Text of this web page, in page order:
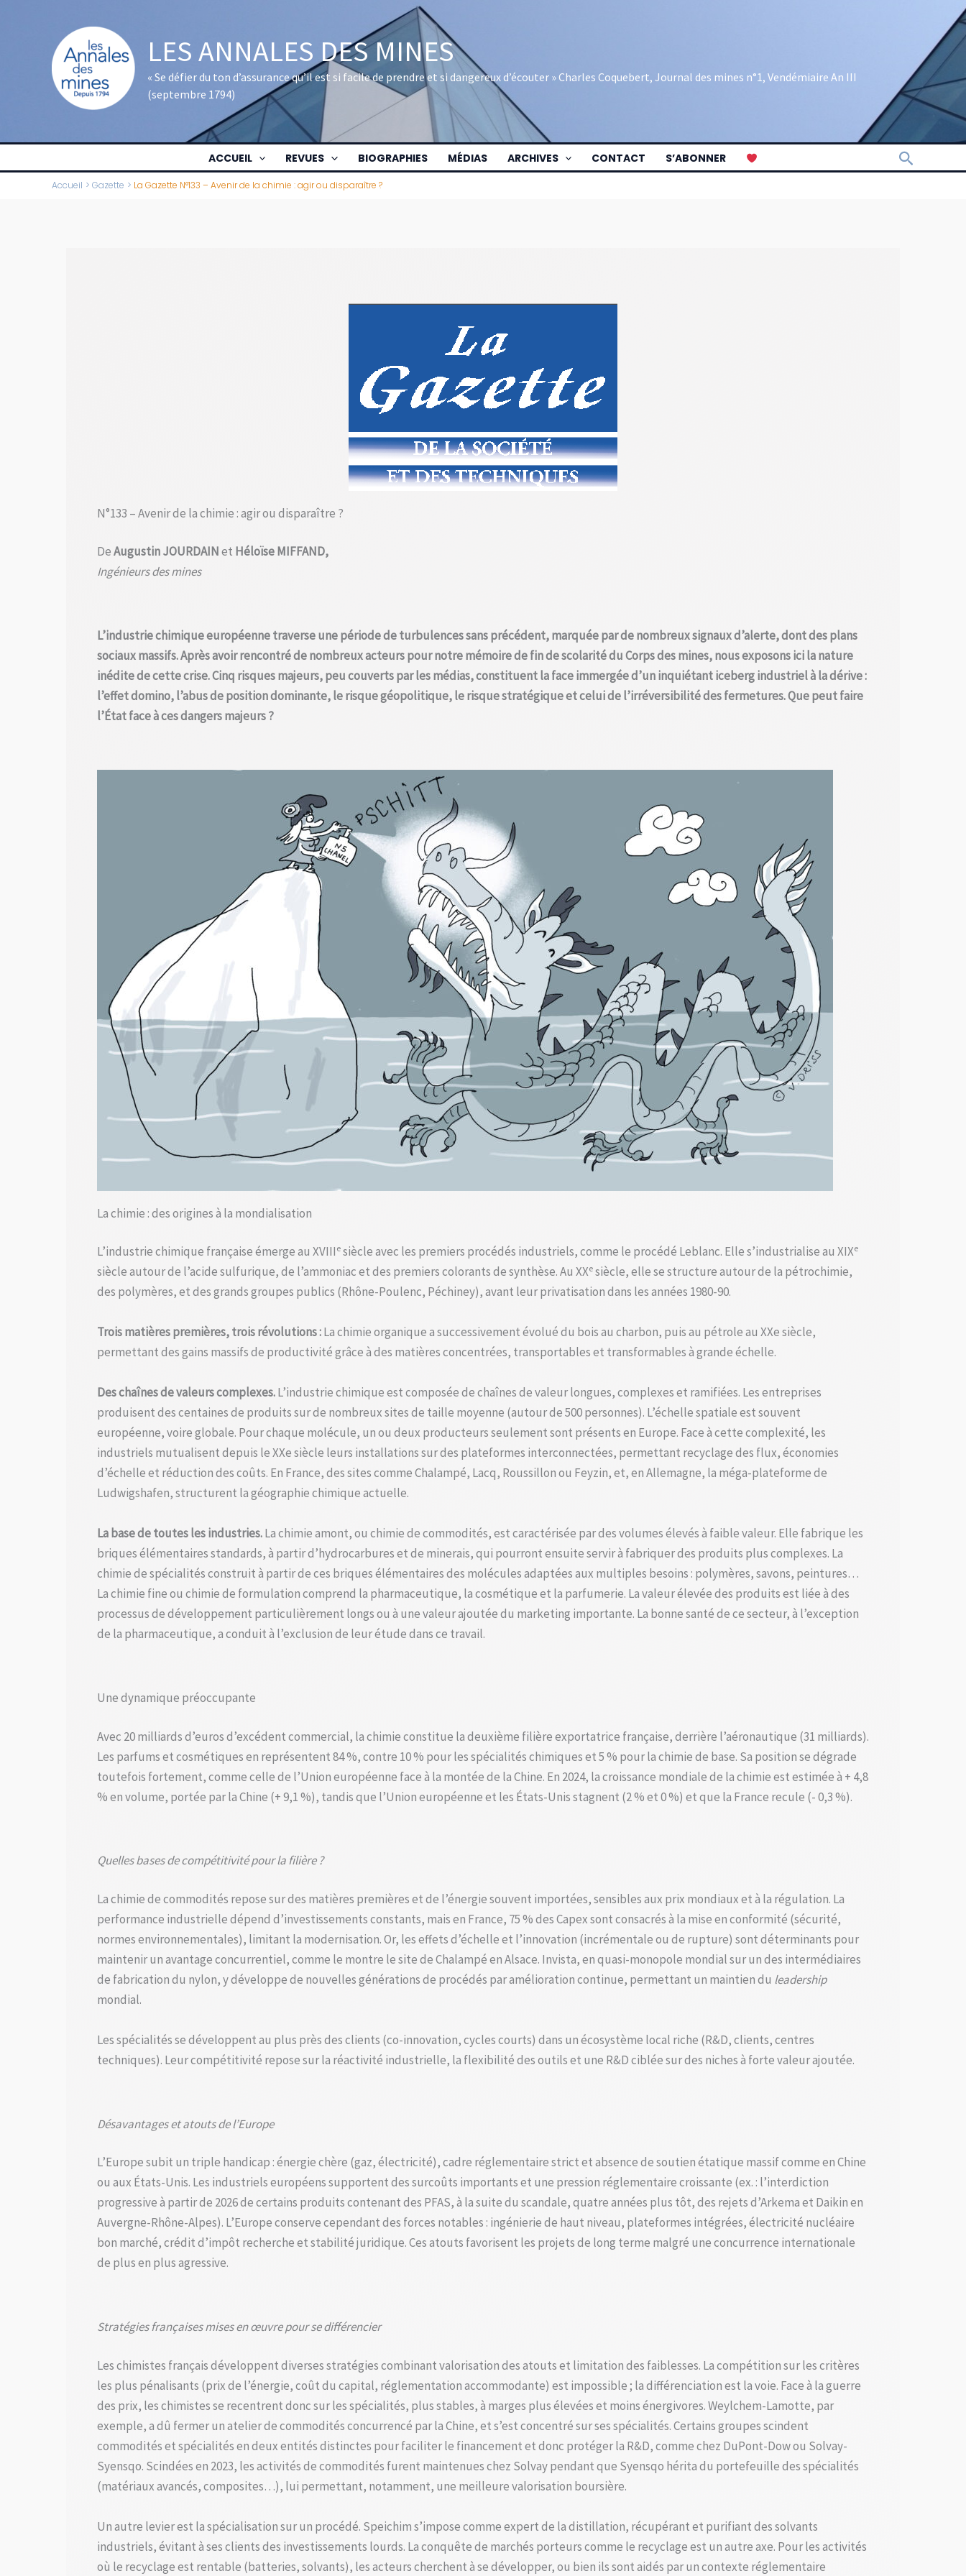
LES ANNALES DES MINES
« Se défier du ton d’assurance qu’il est si facile de prendre et si dangereux d’écouter » Charles Coquebert, Journal des mines n°1, Vendémiaire An III
(septembre 1794)
ACCUEIL REVUES BIOGRAPHIES MÉDIAS ARCHIVES CONTACT S’ABONNER
Accueil Gazette La Gazette N°133 – Avenir de la chimie : agir ou disparaître ?
N°133 – Avenir de la chimie : agir ou disparaître ?
DeAugustin JOURDAINet Héloïse MIFFAND,
Ingénieurs des mines
L’industrie chimique européenne traverse une période de turbulences sans précédent, marquée par de nombreux signaux d’alerte, dont des plans
sociaux massifs. Après avoir rencontré de nombreux acteurs pour notre mémoire de fin de scolarité du Corps des mines, nous exposons ici la nature
inédite de cette crise. Cinq risques majeurs, peu couverts par les médias, constituent la face immergée d’un inquiétant iceberg industriel à la dérive :
l’effet domino, l’abus de position dominante, le risque géopolitique, le risque stratégique et celui de l’irréversibilité des fermetures. Que peut faire
l’État face à ces dangers majeurs ?
La chimie : des origines à la mondialisation
L’industrie chimique française émerge au XVIIIesiècle avec les premiers procédés industriels, comme le procédé Leblanc. Elle s’industrialise au XIXe
siècle autour de l’acide sulfurique, de l’ammoniac et des premiers colorants de synthèse. Au XXesiècle, elle se structure autour de la pétrochimie,
des polymères, et des grands groupes publics (Rhône-Poulenc, Péchiney), avant leur privatisation dans les années 1980-90.
Trois matières premières, trois révolutions :La chimie organique a successivement évolué du bois au charbon, puis au pétrole au XXe siècle,
permettant des gains massifs de productivité grâce à des matières concentrées, transportables et transformables à grande échelle.
Des chaînes de valeurs complexes.L’industrie chimique est composée de chaînes de valeur longues, complexes et ramifiées. Les entreprises
produisent des centaines de produits sur de nombreux sites de taille moyenne (autour de 500 personnes). L’échelle spatiale est souvent
européenne, voire globale. Pour chaque molécule, un ou deux producteurs seulement sont présents en Europe. Face à cette complexité, les
industriels mutualisent depuis le XXe siècle leurs installations sur des plateformes interconnectées, permettant recyclage des flux, économies
d’échelle et réduction des coûts. En France, des sites comme Chalampé, Lacq, Roussillon ou Feyzin, et, en Allemagne, la méga-plateforme de
Ludwigshafen, structurent la géographie chimique actuelle.
La base de toutes les industries.La chimie amont, ou chimie de commodités, est caractérisée par des volumes élevés à faible valeur. Elle fabrique les
briques élémentaires standards, à partir d’hydrocarbures et de minerais, qui pourront ensuite servir à fabriquer des produits plus complexes. La
chimie de spécialités construit à partir de ces briques élémentaires des molécules adaptées aux multiples besoins : polymères, savons, peintures…
La chimie fine ou chimie de formulation comprend la pharmaceutique, la cosmétique et la parfumerie. La valeur élevée des produits est liée à des
processus de développement particulièrement longs ou à une valeur ajoutée du marketing importante. La bonne santé de ce secteur, à l’exception
de la pharmaceutique, a conduit à l’exclusion de leur étude dans ce travail.
Une dynamique préoccupante
Avec 20 milliards d’euros d’excédent commercial, la chimie constitue la deuxième filière exportatrice française, derrière l’aéronautique (31 milliards).
Les parfums et cosmétiques en représentent 84 %, contre 10 % pour les spécialités chimiques et 5 % pour la chimie de base. Sa position se dégrade
toutefois fortement, comme celle de l’Union européenne face à la montée de la Chine. En 2024, la croissance mondiale de la chimie est estimée à + 4,8
% en volume, portée par la Chine (+ 9,1 %), tandis que l’Union européenne et les États-Unis stagnent (2 % et 0 %) et que la France recule (- 0,3 %).
Quelles bases de compétitivité pour la filière ?
La chimie de commodités repose sur des matières premières et de l’énergie souvent importées, sensibles aux prix mondiaux et à la régulation. La
performance industrielle dépend d’investissements constants, mais en France, 75 % des Capex sont consacrés à la mise en conformité (sécurité,
normes environnementales), limitant la modernisation. Or, les effets d’échelle et l’innovation (incrémentale ou de rupture) sont déterminants pour
maintenir un avantage concurrentiel, comme le montre le site de Chalampé en Alsace. Invista, en quasi-monopole mondial sur un des intermédiaires
de fabrication du nylon, y développe de nouvelles générations de procédés par amélioration continue, permettant un maintien du leadership
mondial.
Les spécialités se développent au plus près des clients (co-innovation, cycles courts) dans un écosystème local riche (R&D, clients, centres
techniques). Leur compétitivité repose sur la réactivité industrielle, la flexibilité des outils et une R&D ciblée sur des niches à forte valeur ajoutée.
Désavantages et atouts de l’Europe
L’Europe subit un triple handicap : énergie chère (gaz, électricité), cadre réglementaire strict et absence de soutien étatique massif comme en Chine
ou aux États-Unis. Les industriels européens supportent des surcoûts importants et une pression réglementaire croissante (ex. : l’interdiction
progressive à partir de 2026 de certains produits contenant des PFAS, à la suite du scandale, quatre années plus tôt, des rejets d’Arkema et Daikin en
Auvergne-Rhône-Alpes). L’Europe conserve cependant des forces notables : ingénierie de haut niveau, plateformes intégrées, électricité nucléaire
bon marché, crédit d’impôt recherche et stabilité juridique. Ces atouts favorisent les projets de long terme malgré une concurrence internationale
de plus en plus agressive.
Stratégies françaises mises en œuvre pour se différencier
Les chimistes français développent diverses stratégies combinant valorisation des atouts et limitation des faiblesses. La compétition sur les critères
les plus pénalisants (prix de l’énergie, coût du capital, réglementation accommodante) est impossible ; la différenciation est la voie. Face à la guerre
des prix, les chimistes se recentrent donc sur les spécialités, plus stables, à marges plus élevées et moins énergivores. Weylchem-Lamotte, par
exemple, a dû fermer un atelier de commodités concurrencé par la Chine, et s’est concentré sur ses spécialités. Certains groupes scindent
commodités et spécialités en deux entités distinctes pour faciliter le financement et donc protéger la R&D, comme chez DuPont-Dow ou Solvay-
Syensqo. Scindées en 2023, les activités de commodités furent maintenues chez Solvay pendant que Syensqo hérita du portefeuille des spécialités
(matériaux avancés, composites…), lui permettant, notamment, une meilleure valorisation boursière.
Un autre levier est la spécialisation sur un procédé. Speichim s’impose comme expert de la distillation, récupérant et purifiant des solvants
industriels, évitant à ses clients des investissements lourds. La conquête de marchés porteurs comme le recyclage est un autre axe. Pour les activités
où le recyclage est rentable (batteries, solvants), les acteurs cherchent à se développer, ou bien ils sont aidés par un contexte réglementaire